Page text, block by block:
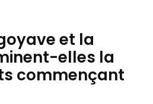
et la
elles la
commençant